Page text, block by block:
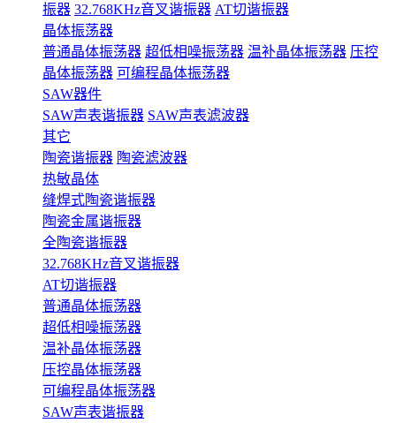
振器 32.768KHz音叉谐振器 AT切谐振器
晶体振荡器
普通晶体振荡器 超低相噪振荡器 温补晶体振荡器 压控
晶体振荡器 可编程晶体振荡器
SAW器件
SAW声表谐振器 SAW声表滤波器
其它
陶瓷谐振器 陶瓷滤波器
热敏晶体
缝焊式陶瓷谐振器
陶瓷金属谐振器
全陶瓷谐振器
32.768KHz音叉谐振器
AT切谐振器
普通晶体振荡器
超低相噪振荡器
温补晶体振荡器
压控晶体振荡器
可编程晶体振荡器
SAW声表谐振器